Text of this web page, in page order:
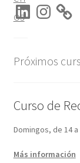
os
LinkedInInstagram
Próximos
Curso de
Domingos, de 14 a
Más información